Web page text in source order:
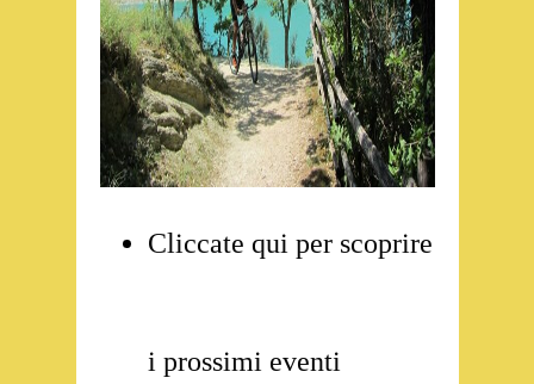
Cliccate qui per scoprire
i prossimi eventi